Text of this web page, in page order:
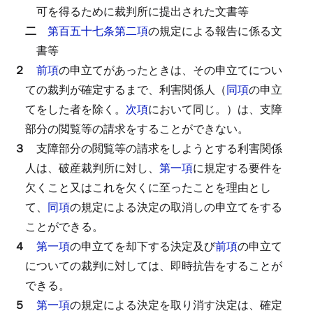
可を得るために裁判所に提出された文書等
二 第百五十七条第二項の規定による報告に係る文
書等
２ 前項の申立てがあったときは、その申立てについ
ての裁判が確定するまで、利害関係人（同項の申立
てをした者を除く。 次項において同じ。）は、支障
部分の閲覧等の請求をすることができない。
３ 支障部分の閲覧等の請求をしようとする利害関係
人は、破産裁判所に対し、 第一項に規定する要件を
欠くこと又はこれを欠くに至ったことを理由とし
て、 同項の規定による決定の取消しの申立てをする
ことができる。
４ 第一項の申立てを却下する決定及び前項の申立て
についての裁判に対しては、即時抗告をすることが
できる。
５ 第一項の規定による決定を取り消す決定は、確定